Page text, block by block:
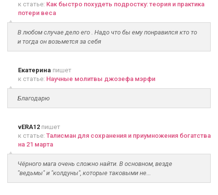
к статье: Как быстро похудеть подростку: теория и практика
потери веса
В любом случае дело его . Надо что бы ему понравился кто то
и тогда он возьмется за себя
Екатерина пишет
к статье: Научные молитвы джозефа мэрфи
Благодарю
vERA12 пишет
к статье: Талисман для сохранения и приумножения богатства
на 21 марта
Чёрного мага очень сложно найти. В основном, везде
"ведьмы" и "колдуны", которые таковыми не...